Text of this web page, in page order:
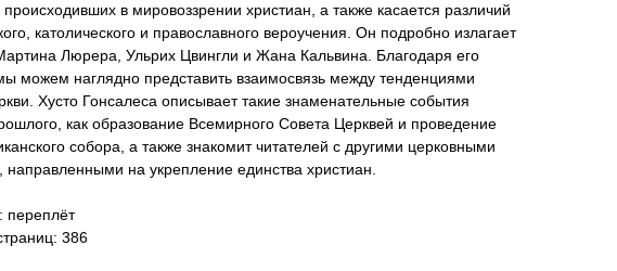
в мировоззрении христиан, а также касается различий
католического и православного вероучения. Он подробно излагает
Люрера, Ульрих Цвингли и Жана Кальвина. Благодаря его
можем наглядно представить взаимосвязь между тенденциями
Хусто Гонсалеса описывает такие знаменательные события
как образование Всемирного Совета Церквей и проведение
собора, а также знакомит читателей с другими церковными
на укрепление единства христиан.
переплёт
386